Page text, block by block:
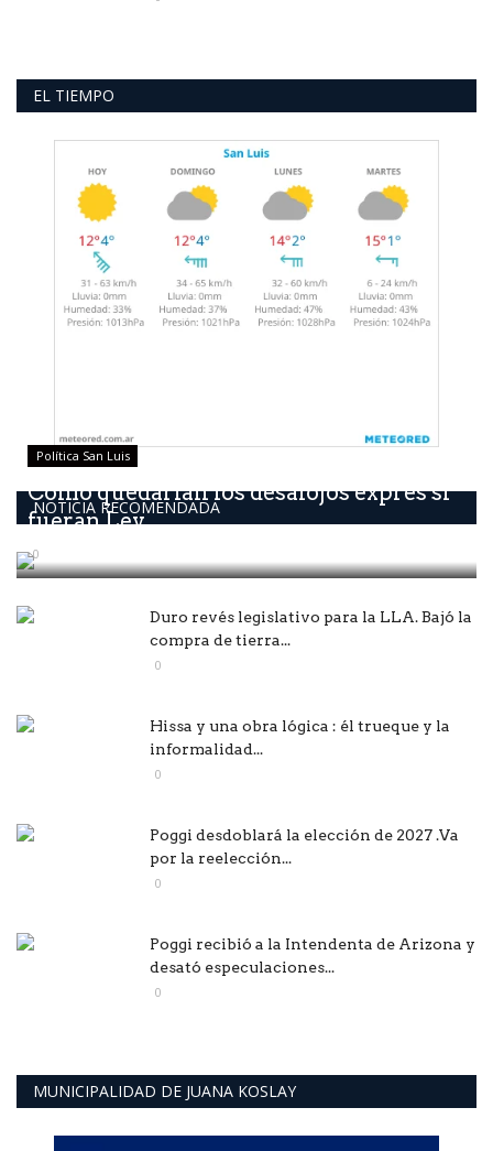
EL TIEMPO
NOTICIA RECOMENDADA
Política San Luis
Como quedarían los desalojos exprés si
fueran Ley
0
Duro revés legislativo para la LLA. Bajó la
compra de tierra...
0
Hissa y una obra lógica : él trueque y la
informalidad...
0
Poggi desdoblará la elección de 2027 .Va
por la reelección...
0
Poggi recibió a la Intendenta de Arizona y
desató especulaciones...
0
MUNICIPALIDAD DE JUANA KOSLAY